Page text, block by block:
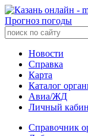
Прогноз погоды
Новости
Справка
Карта
Каталог
Авиа/ЖД
Личный
Справочник